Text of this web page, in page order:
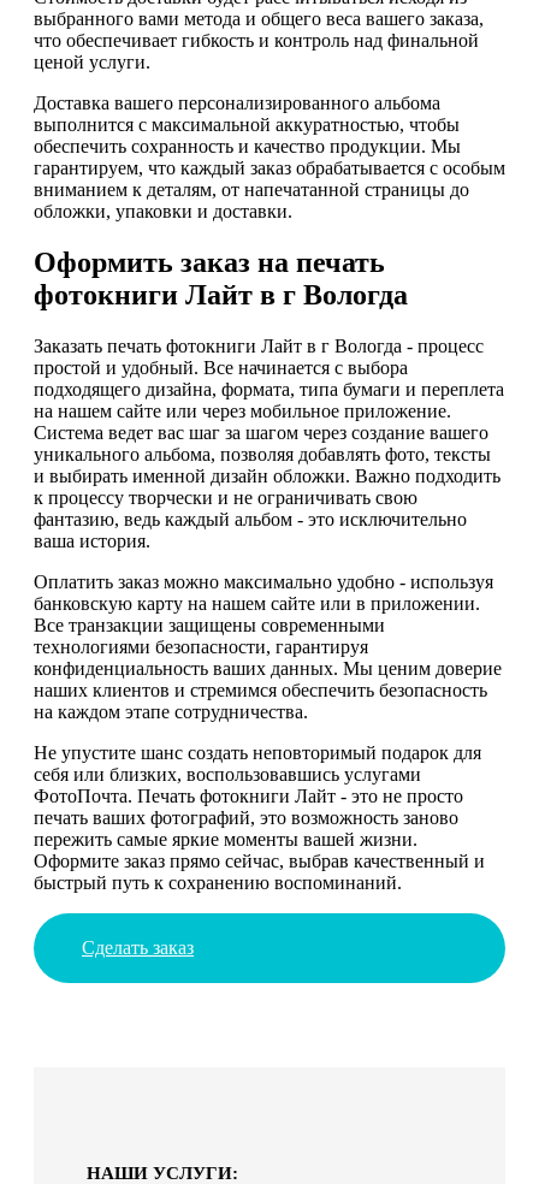
выбранного вами метода и общего веса вашего заказа,
что обеспечивает гибкость и контроль над финальной
ценой услуги.
Доставка вашего персонализированного альбома
выполнится с максимальной аккуратностью, чтобы
обеспечить сохранность и качество продукции. Мы
гарантируем, что каждый заказ обрабатывается с особым
вниманием к деталям, от напечатанной страницы до
обложки, упаковки и доставки.
Оформить заказ на печать
фотокниги Лайт в г Вологда
Заказать печать фотокниги Лайт в г Вологда - процесс
простой и удобный. Все начинается с выбора
подходящего дизайна, формата, типа бумаги и переплета
на нашем сайте или через мобильное приложение.
Система ведет вас шаг за шагом через создание вашего
уникального альбома, позволяя добавлять фото, тексты
и выбирать именной дизайн обложки. Важно подходить
к процессу творчески и не ограничивать свою
фантазию, ведь каждый альбом - это исключительно
ваша история.
Оплатить заказ можно максимально удобно - используя
банковскую карту на нашем сайте или в приложении.
Все транзакции защищены современными
технологиями безопасности, гарантируя
конфиденциальность ваших данных. Мы ценим доверие
наших клиентов и стремимся обеспечить безопасность
на каждом этапе сотрудничества.
Не упустите шанс создать неповторимый подарок для
себя или близких, воспользовавшись услугами
ФотоПочта. Печать фотокниги Лайт - это не просто
печать ваших фотографий, это возможность заново
пережить самые яркие моменты вашей жизни.
Оформите заказ прямо сейчас, выбрав качественный и
быстрый путь к сохранению воспоминаний.
Сделать заказ
НАШИ УСЛУГИ: